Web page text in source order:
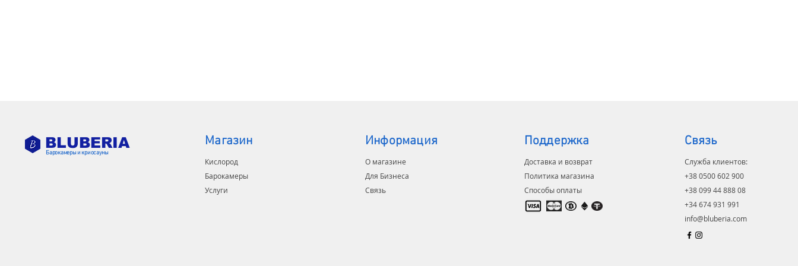
BLUBERIA
Барокамеры и криосауны
Магазин
Кислород
Барокамеры
Услуги
Информация
О магазине
Для Бизнеса
Связь
Поддержка
Доставка и возврат
Политика магазина
Способы оплаты
Связь
Служба клиентов:
+38 0500 602 900
+38 099 44 888 08
+34 674 931 991
info@bluberia.com